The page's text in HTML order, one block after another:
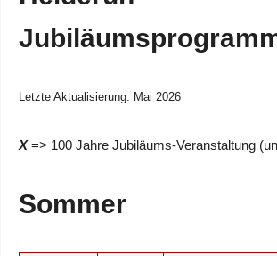
Letzte Aktualisierung: Mai 2026
X=> 100 Jahre Jubiläums-Veranstaltung
Sommer